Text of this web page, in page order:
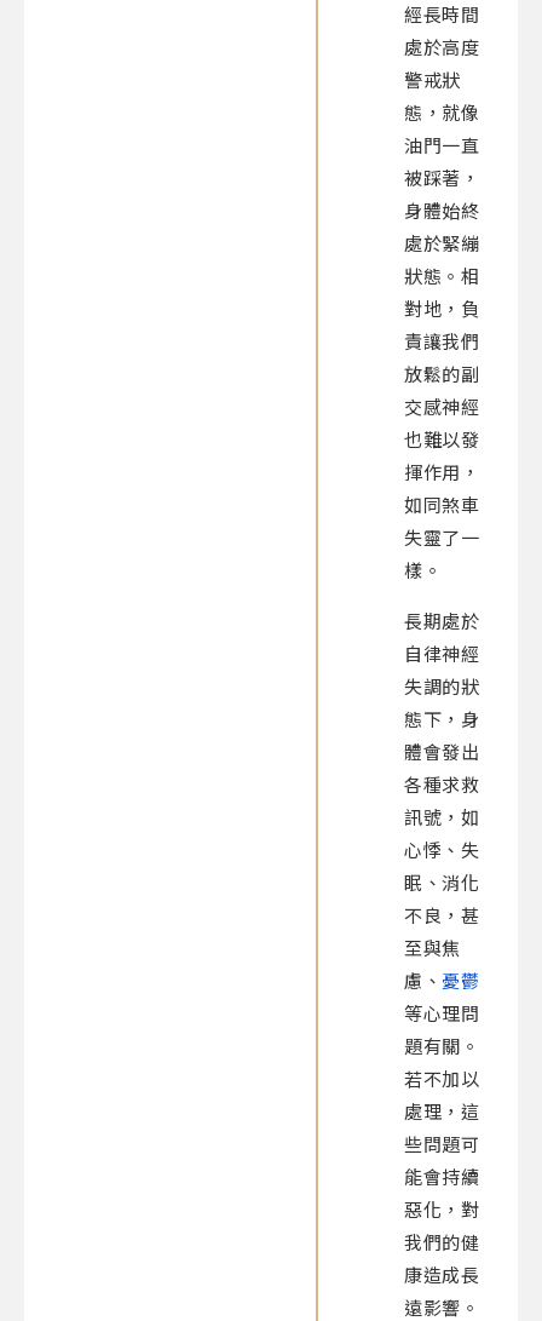
經長時間
處於高度
警戒狀
態，就像
油門一直
被踩著，
身體始終
處於緊繃
狀態。相
對地，負
責讓我們
放鬆的副
交感神經
也難以發
揮作用，
如同煞車
失靈了一
樣。
長期處於
自律神經
失調的狀
態下，身
體會發出
各種求救
訊號，如
心悸、失
眠、消化
不良， 甚
至與焦
慮、 憂鬱
等心理問
題有關 。
若不加以
處理，這
些問題可
能會持續
惡化，對
我們的健
康造成長
遠影響。